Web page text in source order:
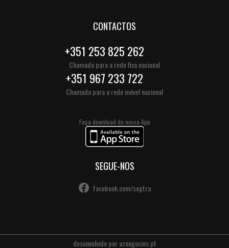
CONTACTOS
+351 253 825 262
Chamada para a rede fixa nacional
+351 967 233 722
Chamada para a rede móvel nacional
Faça download da nossa App
SEGUE-NOS
facebook.com/segtra
desenvolvido poraznegocios.pt